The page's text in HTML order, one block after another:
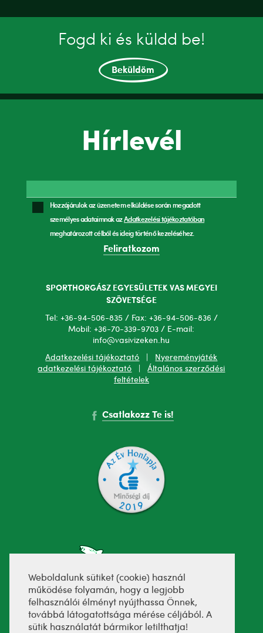
Weboldalunk sütiket (cookie) használ
működése folyamán, hogy a legjobb
felhasználói élményt nyújthassa Önnek,
továbbá látogatottsága mérése céljából. A
sütik használatát bármikor letilthatja!
Fogd ki és küldd be!
Beküldöm
Hírlevél
Hozzájárulok az üzenetem elküldése során megadott
személyes adataimnak azAdatkezelési tájékoztatóban
meghatározott célból és ideig történő kezeléséhez.
Feliratkozom
SPORTHORGÁSZ EGYESÜLETEK VAS MEGYEI
SZÖVETSÉGE
Tel: +36-94-506-835 / Fax: +36-94-506-836 /
Mobil: +36-70-339-9703 / E-mail:
info@vasivizeken.hu
Adatkezelési tájékoztató
Nyereményjáték
adatkezelési tájékoztató |Általános szerződési
feltételek
Csatlakozz Te is!
fejlesztette: